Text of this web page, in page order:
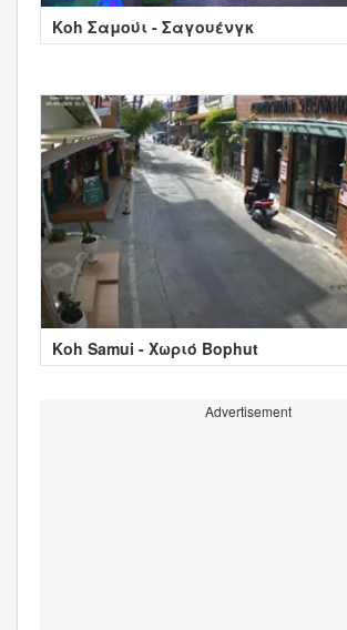
Κοh Σαμούι - Σαγουένγκ
Koh Samui - Χωριό Bophut
Advertisement